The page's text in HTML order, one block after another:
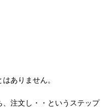
ありません。
注文し・・というステップ